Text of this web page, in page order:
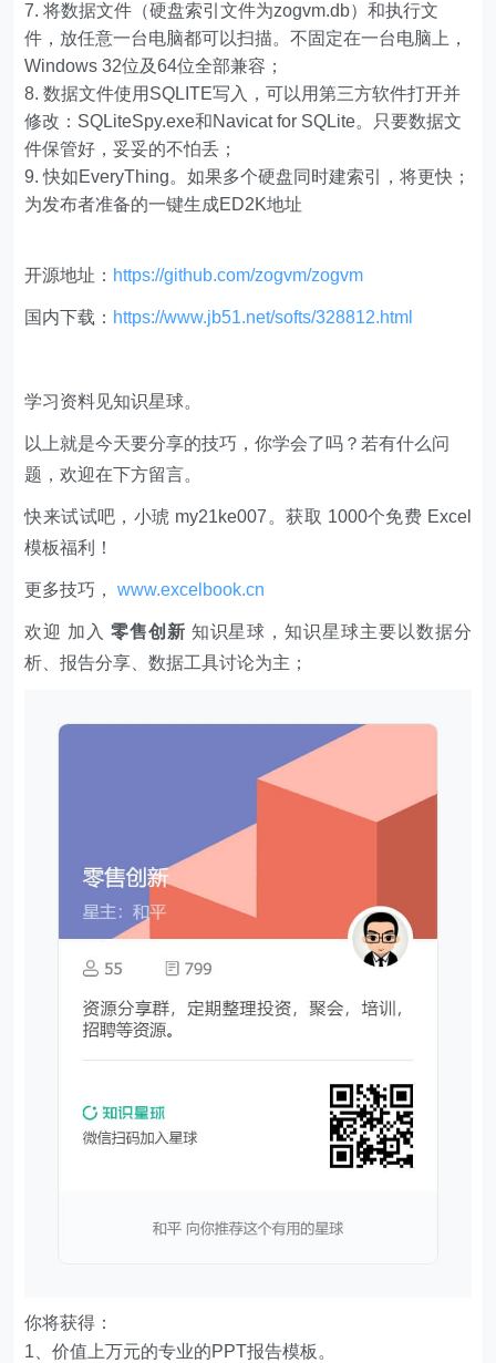
将数据文件（硬盘索引文件为zogvm.db）和执行文
件，放任意一台电脑都可以扫描。不固定在一台电脑上，
Windows 32位及64位全部兼容；
数据文件使用SQLITE写入，可以用第三方软件打开并
修改：SQLiteSpy.exe和Navicat for SQLite。只要数据文
件保管好，妥妥的不怕丢；
快如EveryThing。如果多个硬盘同时建索引，将更快；
为发布者准备的一键生成ED2K地址
开源地址： https://github.com/zogvm/zogvm
国内下载： https://www.jb51.net/softs/328812.html
学习资料见知识星球。
以上就是今天要分享的技巧，你学会了吗？若有什么问
题，欢迎在下方留言。
快来试试吧，小琥 my21ke007。获取 1000个免费 Excel
模板福利​​​​！
更多技巧，www.excelbook.cn
欢迎 加入 零售创新 知识星球，知识星球主要以数据分
析、报告分享、数据工具讨论为主；
你将获得：
1、价值上万元的专业的PPT报告模板。